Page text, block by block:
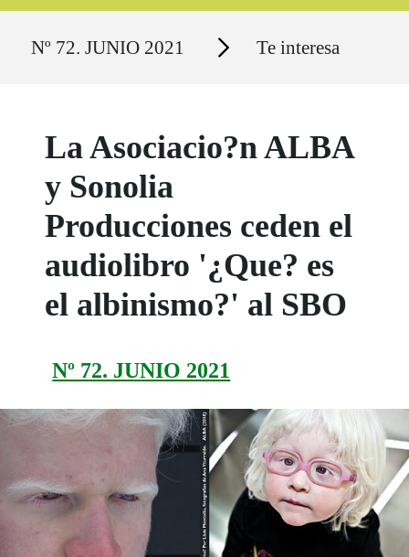
Nº 72. JUNIO 2021 Secciones Te interesa
La Asociacio?n ALBA
y Sonolia
Producciones ceden el
audiolibro '¿Que? es
el albinismo?' al SBO
Nº 72. JUNIO 2021